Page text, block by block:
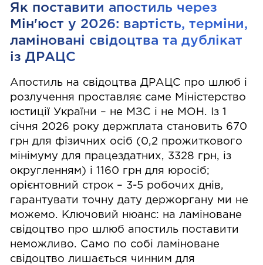
Як поставити апостиль через
Мін'юст у 2026: вартість, терміни,
ламіновані свідоцтва та дублікат
із ДРАЦС
Апостиль на свідоцтва ДРАЦС про шлюб і
розлучення проставляє саме Міністерство
юстиції України – не МЗС і не МОН. Із 1
січня 2026 року держплата становить 670
грн для фізичних осіб (0,2 прожиткового
мінімуму для працездатних, 3328 грн, із
округленням) і 1160 грн для юросіб;
орієнтовний строк – 3-5 робочих днів,
гарантувати точну дату держоргану ми не
можемо. Ключовий нюанс: на ламіноване
свідоцтво про шлюб апостиль поставити
неможливо. Само по собі ламіноване
свідоцтво лишається чинним для